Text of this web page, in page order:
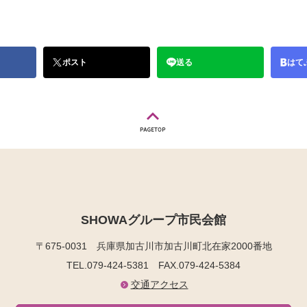
ポスト 送る はて
SHOWAグループ市民会館
〒675-0031 兵庫県加古川市加古川町北在家2000番地
TEL.079-424-5381 FAX.079-424-5384
交通アクセス